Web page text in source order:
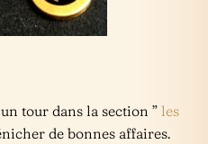
tour dans la section ” les
de bonnes affaires.